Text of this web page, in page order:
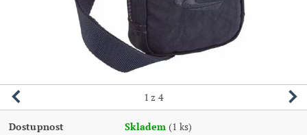
1 z 4
Dostupnost Skladem (1 ks)